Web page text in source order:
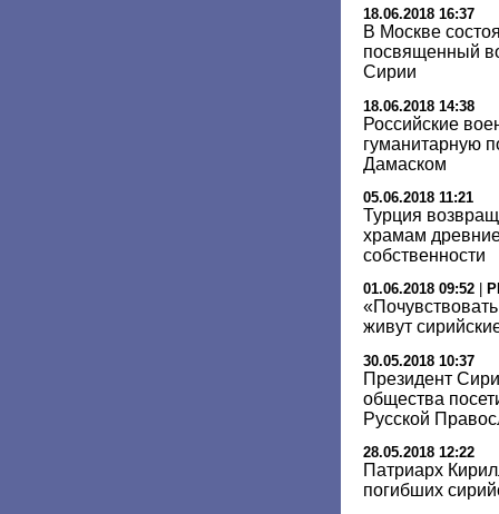
18.06.2018 16:37
В Москве
посвященный
Сирии
18.06.2018 14:38
Российские
гуманитарную
Дамаском
05.06.2018 11:21
Турция
храмам
собственности
01.06.2018 09:52
живут
30.05.2018 10:37
Президент
общества
Русской
28.05.2018 12:22
Патриарх
погибших